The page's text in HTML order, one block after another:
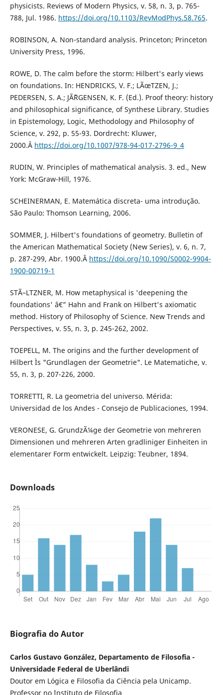
physicists. Reviews of Modern Physics, v. 58, n. 3, p. 765-
788, Jul. 1986. https://doi.org/10.1103/RevModPhys.58.765.
ROBINSON, A. Non-standard analysis. Princeton; Princeton
University Press, 1996.
ROWE, D. The calm before the storm: Hilbert's early views
on foundations. In: HENDRICKS, V. F.; LÃœTZEN, J.;
PEDERSEN, S. A.; JÃ˜RGENSEN, K. F. (Ed.). Proof theory: history
and philosophical significance, of Synthese Library. Studies
in Epistemology, Logic, Methodology and Philosophy of
Science, v. 292, p. 55-93. Dordrecht: Kluwer,
2000.Â https://doi.org/10.1007/978-94-017-2796-9_4
RUDIN, W. Principles of mathematical analysis. 3. ed., New
York: McGraw-Hill, 1976.
SCHEINERMAN, E. Matemática discreta- uma introdução.
São Paulo: Thomson Learning, 2006.
SOMMER, J. Hilbert's foundations of geometry. Bulletin of
the American Mathematical Society (New Series), v. 6, n. 7,
p. 287-299, Abr. 1900.Â https://doi.org/10.1090/S0002-9904-
1900-00719-1
STÃ–LTZNER, M. How metaphysical is 'deepening the
foundations' â€” Hahn and Frank on Hilbert's axiomatic
method. History of Philosophy of Science. New Trends and
Perspectives, v. 55, n. 3, p. 245-262, 2002.
TOEPELL, M. The origins and the further development of
Hilbert Ìs "Grundlagen der Geometrie". Le Matematiche, v.
55, n. 3, p. 207-226, 2000.
TORRETTI, R. La geometria del universo. Mérida:
Universidad de los Andes - Consejo de Publicaciones, 1994.
VERONESE, G. GrundzÃ¼ge der Geometrie von mehreren
Dimensionen und mehreren Arten gradliniger Einheiten in
elementarer Form entwickelt. Leipzig: Teubner, 1894.
Downloads
Biografia do Autor
Carlos Gustavo González, Departamento de Filosofia -
Universidade Federal de Uberlândi
Doutor em Lógica e Filosofia da Ciência pela Unicamp.
Professor no Instituto de Filosofia